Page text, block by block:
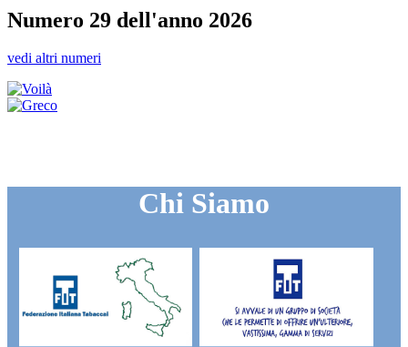
Numero 29 dell'anno 2026
vedi altri numeri
Chi Siamo